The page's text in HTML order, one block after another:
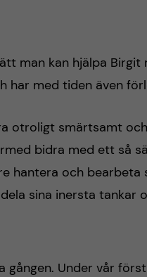
man kan hjälpa
har med tiden även
otroligt smärtsamt
bidra med ett så
hantera och bearbeta
sina inersta tankar
Under vår